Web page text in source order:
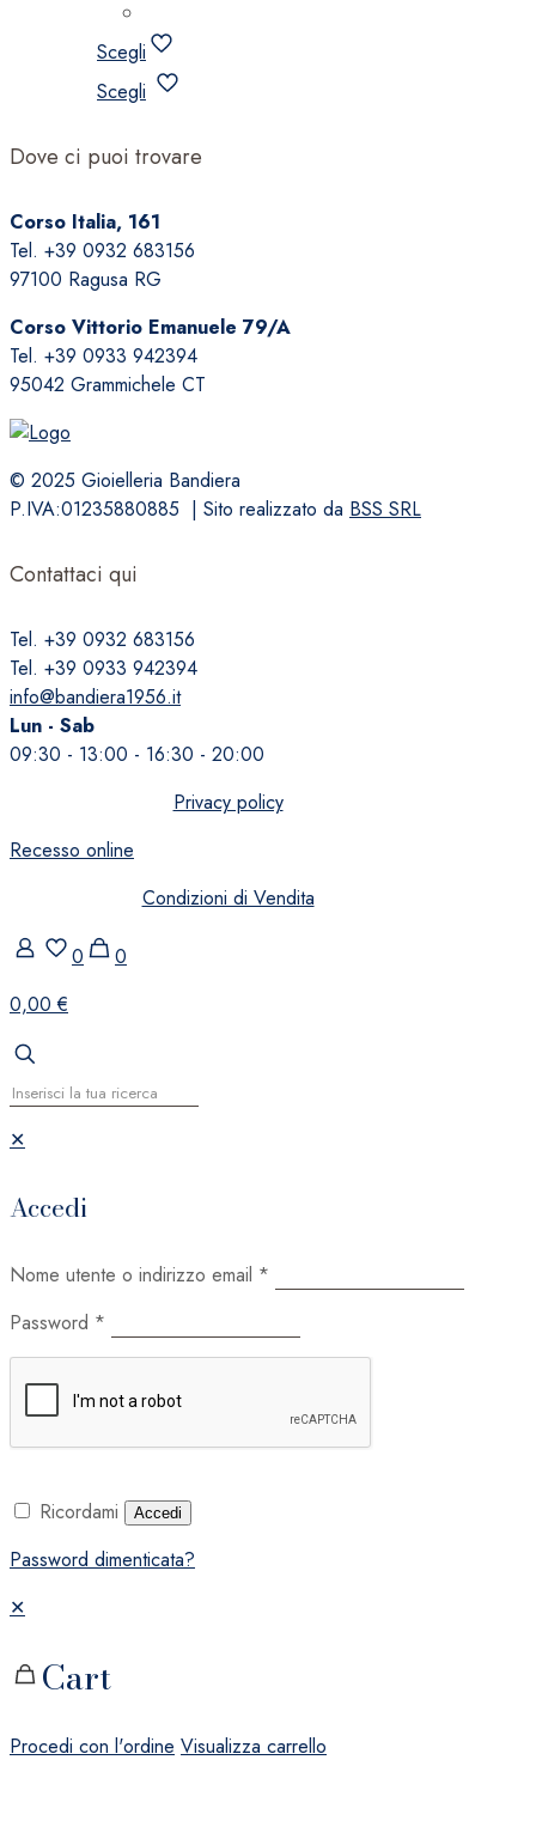
Scegli
Scegli Questo
più
Le
opzioni
possono
scelte
nella
pagina
Dove ci puoi trovare
Corso Italia, 161
Tel. +39 0932 683156
97100 Ragusa RG
Corso Vittorio Emanuele 79/A
Tel. +39 0933 942394
95042 Grammichele CT
© 2025 Gioielleria Bandiera
P.IVA:01235880885 | Sito realizzato da BSS SRL
Contattaci qui
Tel. +39 0932 683156
Tel. +39 0933 942394
info@bandiera1956.it
Lun - Sab
09:30 - 13:00 - 16:30 - 20:00
Privacy policy
Recesso online
Condizioni di Vendita
0
0
0,00 €
✕
Accedi
Nome utente o indirizzo email *
Password *
Ricordami Accedi
Password dimenticata?
✕
Cart
Procedi con l'ordine Visualizza carrello